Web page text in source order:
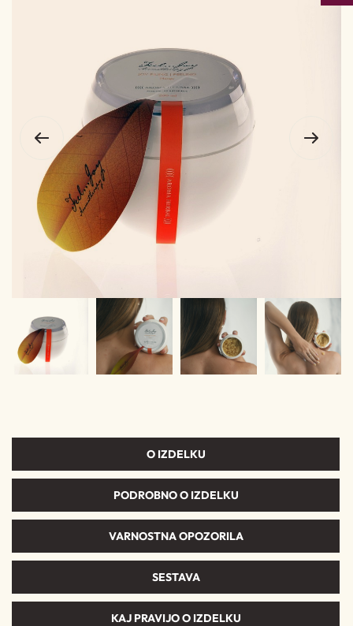
O IZDELKU
PODROBNO O IZDELKU
VARNOSTNA OPOZORILA
SESTAVA
KAJ PRAVIJO O IZDELKU